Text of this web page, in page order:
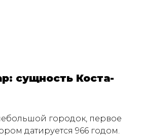
сущность Коста-
городок, первое
датируется 966 годом.